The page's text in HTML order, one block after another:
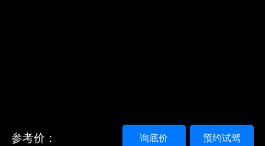
参考价： 预约试驾
询底价